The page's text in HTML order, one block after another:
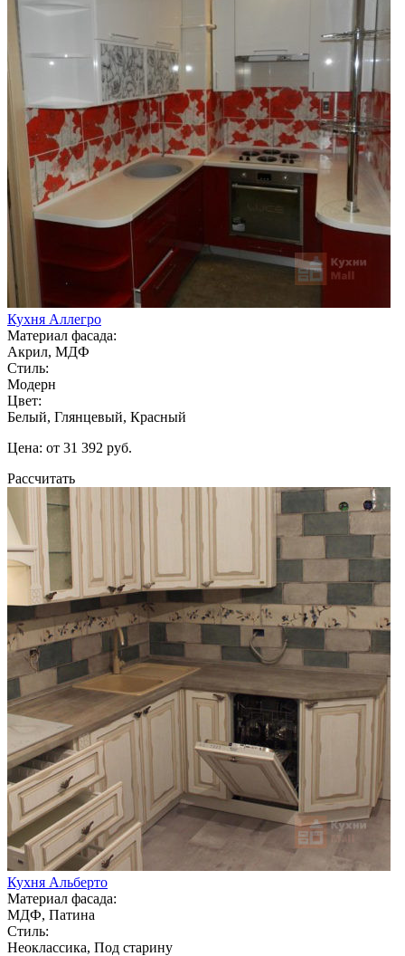
Кухня Аллегро
Материал фасада:
Акрил, МДФ
Стиль:
Модерн
Цвет:
Белый, Глянцевый, Красный
Цена: от 31 392 руб.
Рассчитать
Кухня Альберто
Материал фасада:
МДФ, Патина
Стиль:
Неоклассика, Под старину